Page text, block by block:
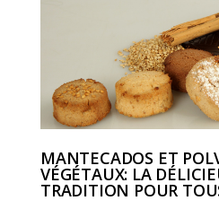
MANTECADOS ET
VÉGÉTAUX: LA
TRADITION POUR